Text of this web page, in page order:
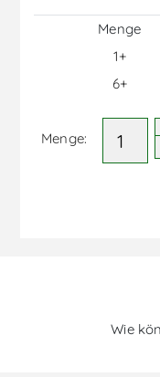
Menge
1+
6+
Menge:
Wie